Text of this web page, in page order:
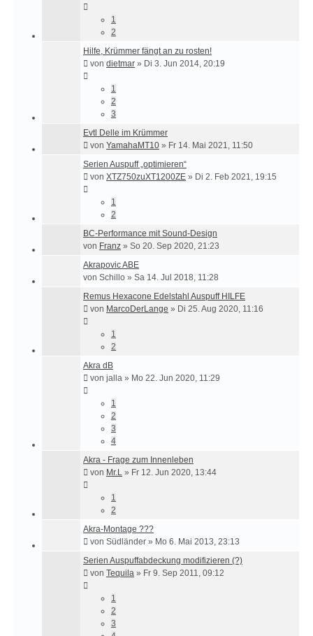
1
2
Hilfe, Krümmer fängt an zu rosten!
von dietmar » Di 3. Jun 2014, 20:19
1
2
3
Evtl Delle im Krümmer
von YamahaMT10 » Fr 14. Mai 2021, 11:50
Serien Auspuff „optimieren“
von XTZ750zuXT1200ZE » Di 2. Feb 2021, 19:15
1
2
BC-Performance mit Sound-Design
von Franz » So 20. Sep 2020, 21:23
Akrapovic ABE
von Schillo » Sa 14. Jul 2018, 11:28
Remus Hexacone Edelstahl Auspuff HILFE
von MarcoDerLange » Di 25. Aug 2020, 11:16
1
2
Akra dB
von jalla » Mo 22. Jun 2020, 11:29
1
2
3
4
Akra - Frage zum Innenleben
von Mr.L » Fr 12. Jun 2020, 13:44
1
2
Akra-Montage ???
von Südländer » Mo 6. Mai 2013, 23:13
Serien Auspuffabdeckung modifizieren (?)
von Tequila » Fr 9. Sep 2011, 09:12
1
2
3